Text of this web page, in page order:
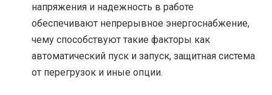
напряжения и надежность в работе
обеспечивают непрерывное энергоснабжение,
чему способствуют такие факторы как
автоматический пуск и запуск, защитная система
от перегрузок и иные опции.